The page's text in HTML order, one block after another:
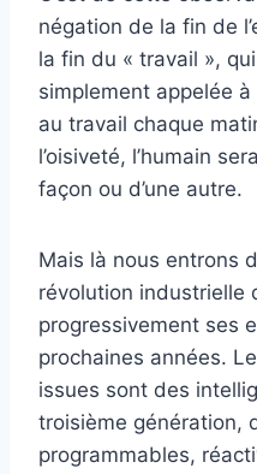
négation de la fin de
la fin du « travail »,
simplement appelée
au travail chaque
l’oisiveté, l’humain
façon ou d’une autre.
Mais là nous entrons
révolution industrielle
progressivement ses
prochaines années.
issues sont des
troisième génération,
programmables,